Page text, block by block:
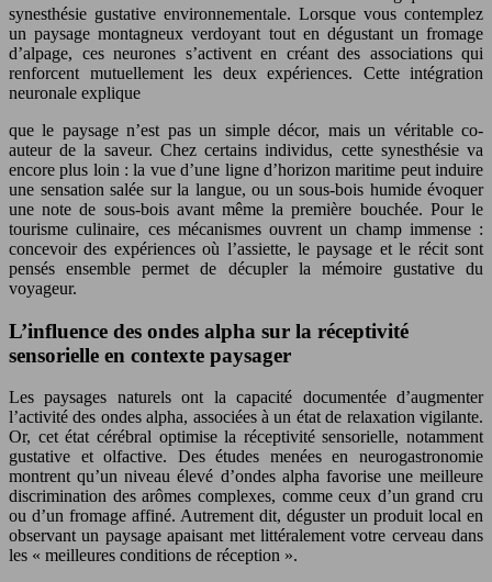
synesthésie gustative environnementale. Lorsque vous contemplez
un paysage montagneux verdoyant tout en dégustant un fromage
d’alpage, ces neurones s’activent en créant des associations qui
renforcent mutuellement les deux expériences. Cette intégration
neuronale explique
que le paysage n’est pas un simple décor, mais un véritable co-
auteur de la saveur. Chez certains individus, cette synesthésie va
encore plus loin : la vue d’une ligne d’horizon maritime peut induire
une sensation salée sur la langue, ou un sous-bois humide évoquer
une note de sous‑bois avant même la première bouchée. Pour le
tourisme culinaire, ces mécanismes ouvrent un champ immense :
concevoir des expériences où l’assiette, le paysage et le récit sont
pensés ensemble permet de décupler la mémoire gustative du
voyageur.
L’influence des ondes alpha sur la réceptivité
sensorielle en contexte paysager
Les paysages naturels ont la capacité documentée d’augmenter
l’activité des ondes alpha, associées à un état de relaxation vigilante.
Or, cet état cérébral optimise la réceptivité sensorielle, notamment
gustative et olfactive. Des études menées en neurogastronomie
montrent qu’un niveau élevé d’ondes alpha favorise une meilleure
discrimination des arômes complexes, comme ceux d’un grand cru
ou d’un fromage affiné. Autrement dit, déguster un produit local en
observant un paysage apaisant met littéralement votre cerveau dans
les « meilleures conditions de réception ».